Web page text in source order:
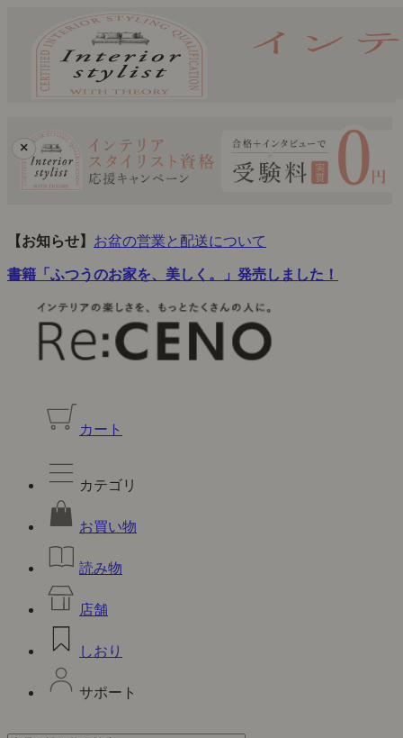
×
【お知らせ】 お盆の営業と配送について
書籍「ふつうのお家を、美しく。」発売しました！
カート
カテゴリ
お買い物
読み物
店舗
しおり
サポート